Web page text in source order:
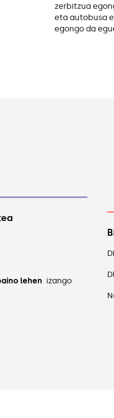
zerbitzua
eta autobusa
egongo da
lehen izango